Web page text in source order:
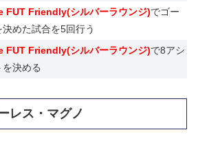
FUT Friendly(シルバーラウンジ)でゴー
決めた試合を5回行う
FUT Friendly(シルバーラウンジ)で8アシ
を決める
レス・マグノ